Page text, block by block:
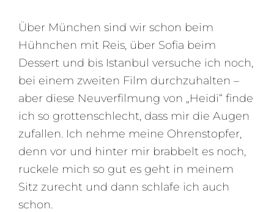
Über München sind wir schon beim
Hühnchen mit Reis, über Sofia beim
Dessert und bis Istanbul versuche ich noch,
bei einem zweiten Film durchzuhalten –
aber diese Neuverfilmung von „Heidi“ finde
ich so grottenschlecht, dass mir die Augen
zufallen. Ich nehme meine Ohrenstopfer,
denn vor und hinter mir brabbelt es noch,
ruckele mich so gut es geht in meinem
Sitz zurecht und dann schlafe ich auch
schon.